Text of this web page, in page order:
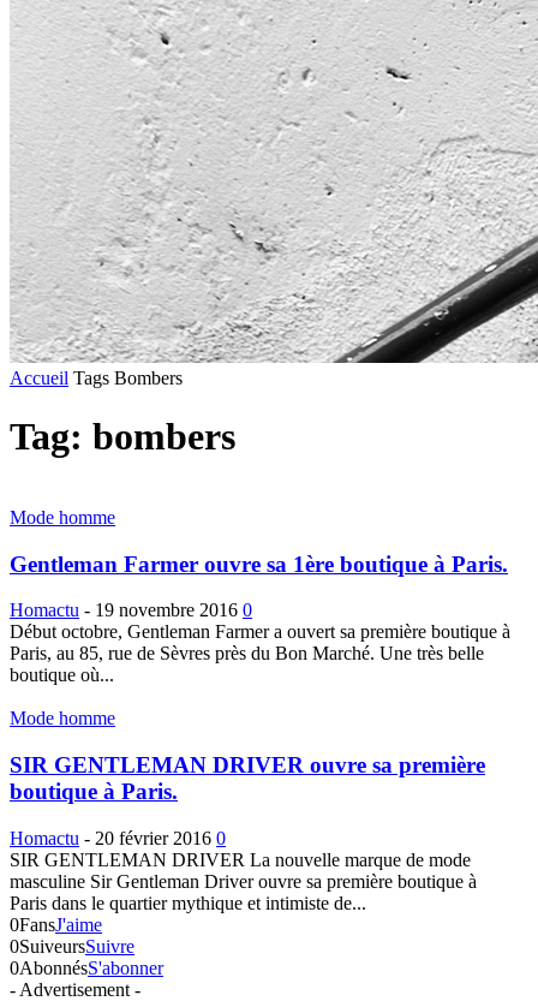
Accueil Tags Bombers
Tag: bombers
Mode homme
Gentleman Farmer ouvre sa 1ère boutique à Paris.
Homactu - 19 novembre 2016 0
Début octobre, Gentleman Farmer a ouvert sa première boutique à
Paris, au 85, rue de Sèvres près du Bon Marché. Une très belle
boutique où...
Mode homme
SIR GENTLEMAN DRIVER ouvre sa première
boutique à Paris.
Homactu - 20 février 2016 0
SIR GENTLEMAN DRIVER La nouvelle marque de mode
masculine Sir Gentleman Driver ouvre sa première boutique à
Paris dans le quartier mythique et intimiste de...
0FansJ'aime
0SuiveursSuivre
0AbonnésS'abonner
- Advertisement -